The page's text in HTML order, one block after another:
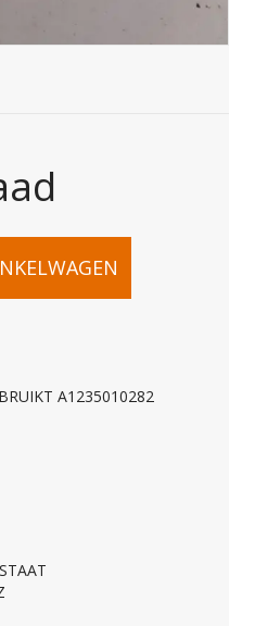
A1235010282